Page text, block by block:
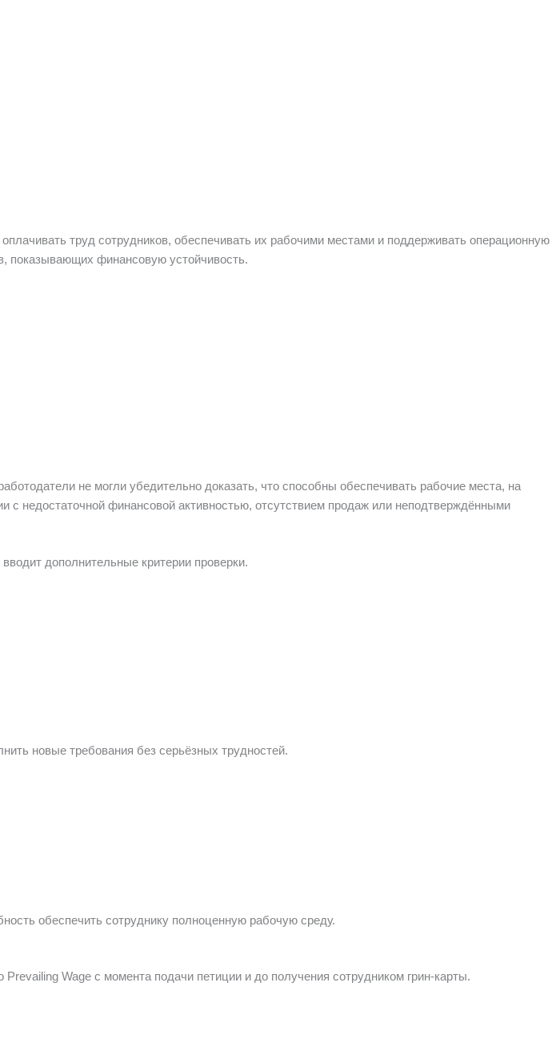
труд сотрудников, обеспечивать их рабочими местами и поддерживать операционную
показывающих финансовую устойчивость.
не могли убедительно доказать, что способны обеспечивать рабочие места, на
недостаточной финансовой активностью, отсутствием продаж или неподтверждёнными
дополнительные критерии проверки.
новые требования без серьёзных трудностей.
обеспечить сотруднику полноценную рабочую среду.
Wage с момента подачи петиции и до получения сотрудником грин-карты.